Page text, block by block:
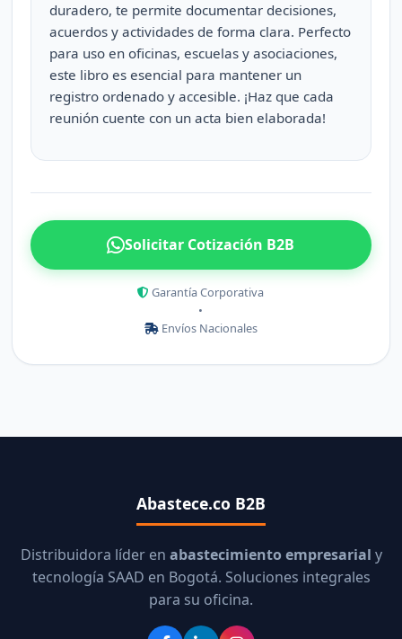
duradero, te permite documentar decisiones,
acuerdos y actividades de forma clara. Perfecto
para uso en oficinas, escuelas y asociaciones,
este libro es esencial para mantener un
registro ordenado y accesible. ¡Haz que cada
reunión cuente con un acta bien elaborada!
Solicitar Cotización B2B
Garantía Corporativa
•
Envíos Nacionales
Abastece.co B2B
Distribuidora líder en abastecimiento empresarial y
tecnología SAAD en Bogotá. Soluciones integrales
para su oficina.